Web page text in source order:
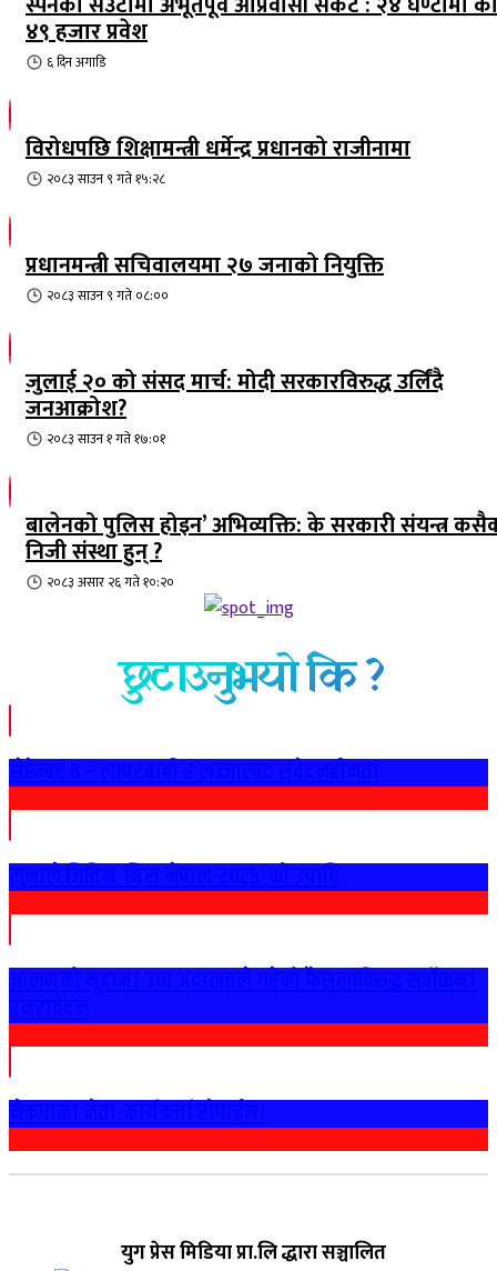
४९ हजार प्रवेश
६ दिनअगाडि
विरोधपछि शिक्षामन्त्री धर्मेन्द्र प्रधानको राजीनामा
२०८३ साउन ९ गते १५:२८
प्रधानमन्त्री सचिवालयमा २७ जनाको नियुक्ति
२०८३ साउन ९ गते ०८:००
जुलाई २० को संसद मार्च: मोदी सरकारविरुद्ध उर्लिंदै
जनआक्रोश?
२०८३ साउन १ गते १७:०१
बालेनको पुलिस होइन’ अभिव्यक्ति: के सरकारी संयन्त्र
निजी संस्था हुन् ?
२०८३ असार २६ गते १०:२०
छुटाउनुभयो कि ?
युग प्रेस मिडिया प्रा.लि द्धारा सञ्चालित